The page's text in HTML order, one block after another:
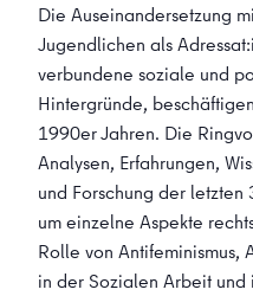
Die Auseinandersetzung
Jugendlichen als
verbundene soziale und
Hintergründe,
1990er Jahren. Die
Analysen, Erfahrungen,
und Forschung der letzten
um einzelne Aspekte
Rolle von Antifeminismus,
in der Sozialen Arbeit